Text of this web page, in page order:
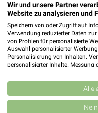
Müller
Karlstr. 8
99817
Heute
Douglas
Wir und unsere Partner
Website zu analysieren und
Speichern von oder Zugriff auf
Verwendung reduzierter Daten
von Profilen für personalisierte
Auswahl personalisierter
Personalisierung von Inhalten.
personalisierter Inhalte. Messung
Kombinationen von Daten aus
Verbesserung der Angebote.
von Inhalten.
Daten können außerhalb der
Alle